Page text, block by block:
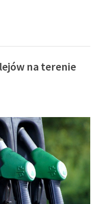
na terenie